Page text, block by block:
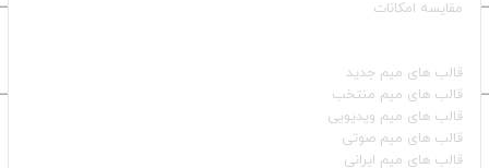
مقایسه امکانات
قالب‌ های میم جدید
قالب‌ های میم منتخب
قالب‌ های میم ویدیویی
قالب‌ های میم صوتی
قالب‌ های میم ایرانی